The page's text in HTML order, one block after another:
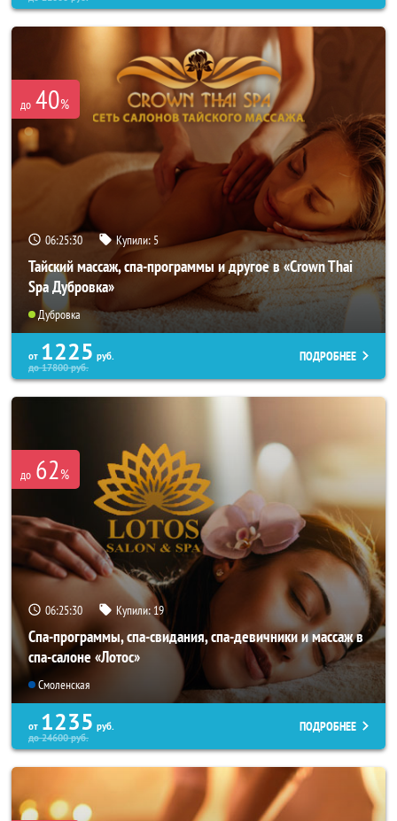
до 40%
06:25:26 Купили: 5
Тайский массаж, спа-программы и другое в «Crown Thai
Spa Дубровка»
Дубровка
от 1225 руб.
до17800руб.
ПОДРОБНЕЕ
до 62%
06:25:26 Купили: 19
Спа-программы, спа-свидания, спа-девичники и массаж в
спа-салоне «Лотос»
Смоленская
от 1235 руб.
до24600руб.
ПОДРОБНЕЕ